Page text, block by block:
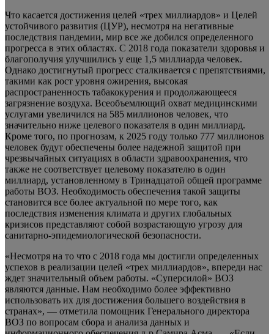
Что касается достижения целей «трех миллиардов» и Целей
устойчивого развития (ЦУР), несмотря на негативные
последствия пандемии, мир все же добился определенного
прогресса в этих областях. С 2018 года показатели здоровья и
благополучия улучшились у еще 1,5 миллиарда человек.
Однако достигнутый прогресс сталкивается с препятствиями,
такими как рост уровня ожирения, высокая
распространенность табакокурения и продолжающееся
загрязнение воздуха. Всеобъемлющий охват медицинскими
услугами увеличился на 585 миллионов человек, что
значительно ниже целевого показателя в один миллиард.
Кроме того, по прогнозам, к 2025 году только 777 миллионов
человек будут обеспечены более надежной защитой при
чрезвычайных ситуациях в области здравоохранения, что
также не соответствует целевому показателю в один
миллиард, установленному в Тринадцатой общей программе
работы ВОЗ. Необходимость обеспечения такой защиты
становится все более актуальной по мере того, как
последствия изменения климата и других глобальных
кризисов представляют собой возрастающую угрозу для
санитарно-эпидемиологической безопасности.
«Несмотря на то что с 2018 года мы достигли определенных
успехов в реализации целей «трех миллиардов», впереди нас
ждет значительный объем работы. «Суперсилой» ВОЗ
являются данные. Нам необходимо более эффективно
использовать их для достижения большего воздействия в
странах», — отметила помощник Генерального директора
ВОЗ по вопросам сбора и анализа данных и